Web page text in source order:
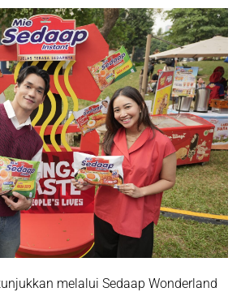
melalui Sedaap Wonderland